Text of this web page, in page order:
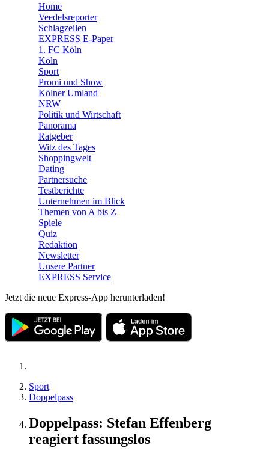
🛒 Shoppingwelt
Home
Veedelsreporter
Schlagzeilen
EXPRESS E-Paper
1. FC Köln
Köln
Sport
Promi und Show
Kölner Umland
NRW
Politik und Wirtschaft
Panorama
Ratgeber
Witz des Tages
Shoppingwelt
Dating
Partnersuche
Testberichte
Unternehmen im Blick
Themen von A bis Z
Spiele
Quiz
Redaktion
Newsletter
Unsere Partner
EXPRESS Service
Jetzt die neue Express-App herunterladen!
Sport
Doppelpass
Doppelpass: Stefan Effenberg
reagiert fassungslos